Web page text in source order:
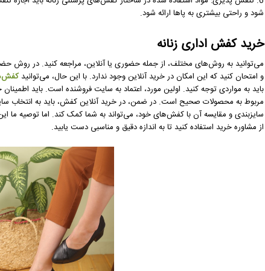
شود و راحتی بیشتری به پاها ارائه شود.
خرید کفش اداری زنانه
می‌توانید به روش‌های مختلف، از جمله حضوری یا آنلاین، مراجعه کنید. در روش
و امتحان کنید که این امکان در خرید آنلاین وجود ندارد. با این حال، می‌توانید
باید به مواردی توجه کنید. اولین مورد، اعتماد به سایت فروشنده است. باید
مربوط به محصولات صحیح است. در ضمن، در خرید آنلاین کفش، باید به انتخاب
سایزبندی و مقایسه آن با کفش‌های خود، می‌تواند به شما کمک کند. اما توصیه
از مشاوره خرید استفاده کنید تا به اندازه دقیق و مناسبی دست یابید.